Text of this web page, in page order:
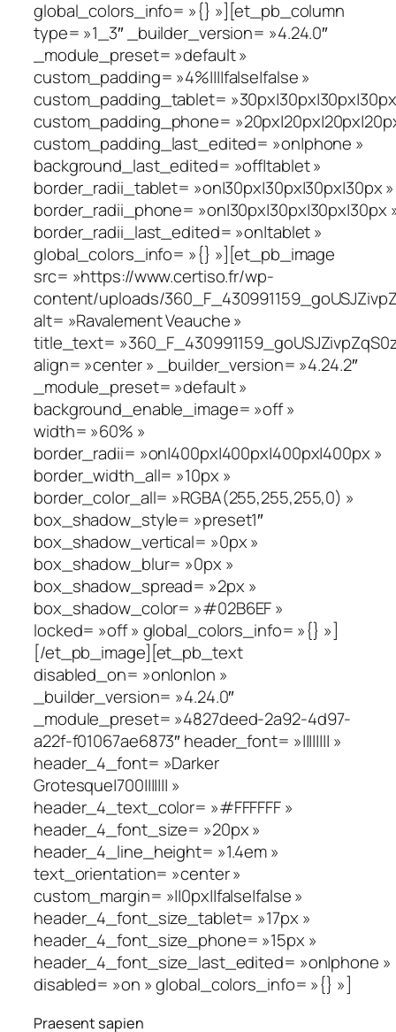
global_colors_info= »{} »][et_pb_column
type= »1_3″ _builder_version= »4.24.0″
_module_preset= »default »
custom_padding= »4%||||false|false »
custom_padding_tablet=
custom_padding_phone=
custom_padding_last_edited= »on|phone »
background_last_edited= »off|tablet »
border_radii_tablet= »on|30px|30px|30px|30px »
border_radii_phone= »on|30px|30px|30px|30px
border_radii_last_edited= »on|tablet »
global_colors_info= »{} »][et_pb_image
src= »https://www.certiso.fr/wp-
content/uploads/
alt= »Ravalement Veauche »
title_text=
align= »center » _builder_version= »4.24.2″
_module_preset= »default »
background_enable_image= »off »
width= »60% »
border_radii= »on|400px|400px|400px|400px »
border_width_all= »10px »
border_color_all= »RGBA(255,255,255,0) »
box_shadow_style= »preset1″
box_shadow_vertical= »0px »
box_shadow_blur= »0px »
box_shadow_spread= »2px »
box_shadow_color= »#02B6EF »
locked= »off » global_colors_info= »{} »]
[/et_pb_image][et_pb_text
disabled_on= »on|on|on »
_builder_version= »4.24.0″
_module_preset= »4827deed-2a92-4d97-
a22f-f01067ae6873″ header_font= »|||||||| »
header_4_font= »Darker
Grotesque|700||||||| »
header_4_text_color= »#FFFFFF »
header_4_font_size= »20px »
header_4_line_height= »1.4em »
text_orientation= »center »
custom_margin= »||0px||false|false »
header_4_font_size_tablet= »17px »
header_4_font_size_phone= »15px »
header_4_font_size_last_edited= »on|phone »
disabled= »on » global_colors_info= »{} »]
Praesent sapien